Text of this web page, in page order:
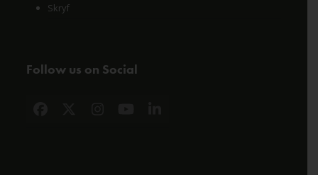
Skryf
Follow us on Social